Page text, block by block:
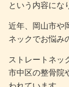
という内容にな
近年、岡山市や
ネックでお悩み
ストレートネッ
市中区の整骨院